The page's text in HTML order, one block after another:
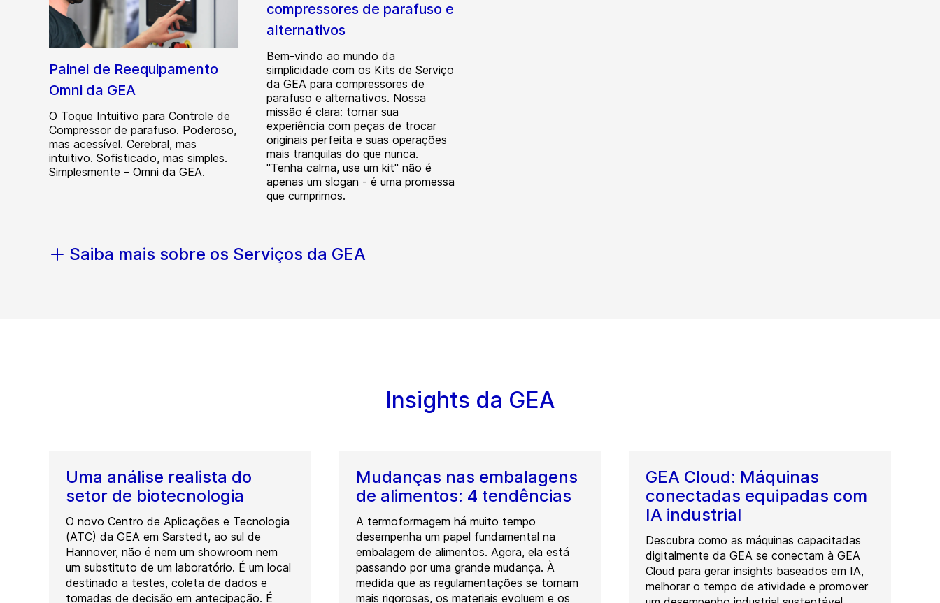
Painel de Reequipamento
Omni da GEA
O Toque Intuitivo para Controle de
Compressor de parafuso. Poderoso,
mas acessível. Cerebral, mas
intuitivo. Sofisticado, mas simples.
Simplesmente – Omni da GEA.
compressores de parafuso e
alternativos
Bem-vindo ao mundo da
simplicidade com os Kits de Serviço
da GEA para compressores de
parafuso e alternativos. Nossa
missão é clara: tornar sua
experiência com peças de trocar
originais perfeita e suas operações
mais tranquilas do que nunca.
"Tenha calma, use um kit" não é
apenas um slogan - é uma promessa
que cumprimos.
Saiba mais sobre os Serviços da GEA
Insights da GEA
Uma análise realista do
setor de biotecnologia
O novo Centro de Aplicações e Tecnologia
(ATC) da GEA em Sarstedt, ao sul de
Hannover, não é nem um showroom nem
um substituto de um laboratório. É um local
destinado a testes, coleta de dados e
tomadas de decisão em antecipação. É
Mudanças nas embalagens
de alimentos: 4 tendências
A termoformagem há muito tempo
desempenha um papel fundamental na
embalagem de alimentos. Agora, ela está
passando por uma grande mudança. À
medida que as regulamentações se tornam
mais rigorosas, os materiais evoluem e os
GEA Cloud: Máquinas
conectadas equipadas com
IA industrial
Descubra como as máquinas capacitadas
digitalmente da GEA se conectam à GEA
Cloud para gerar insights baseados em IA,
melhorar o tempo de atividade e promover